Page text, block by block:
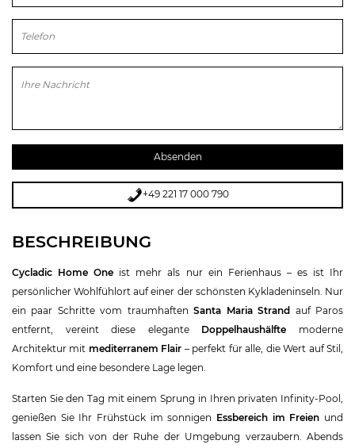
+49 221 17 000 790
BESCHREIBUNG
Cycladic Home One ist mehr als nur ein Ferienhaus – es ist Ihr
persönlicher Wohlfühlort auf einer der schönsten Kykladeninseln. Nur
ein paar Schritte vom traumhaftenSanta Maria Strand auf Paros
entfernt, vereint diese elegante Doppelhaushälfte moderne
Architektur mit mediterranem Flair – perfekt für alle, die Wert auf Stil,
Komfort und eine besondere Lage legen.
Starten Sie den Tag mit einem Sprung in Ihren privaten Infinity-Pool,
genießen Sie Ihr Frühstück im sonnigen Essbereich im Freien und
lassen Sie sich von der Ruhe der Umgebung verzaubern. Abends